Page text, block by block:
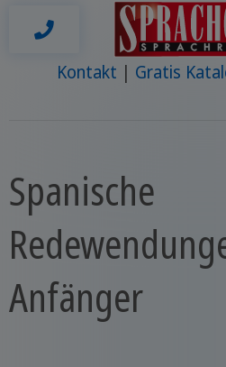
Kontakt Gratis
Spanische
Anfänger